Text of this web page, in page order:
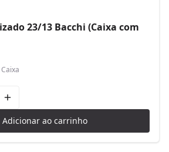
23/13 Bacchi (Caixa com
Caixa
Adicionar ao carrinho